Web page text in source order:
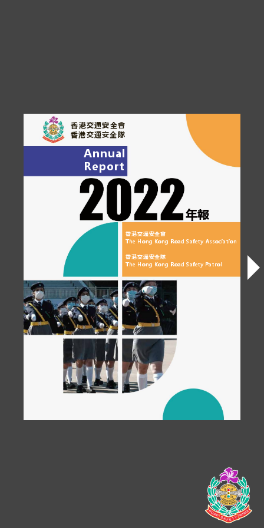
Annu a l
Repor
t
香港交通安全
會
香港交通安全
隊
香港交通安全
會
The Hong Kong Road Safety
香港交通安全
隊
The Hong Kong Road Safety Patrol
年報